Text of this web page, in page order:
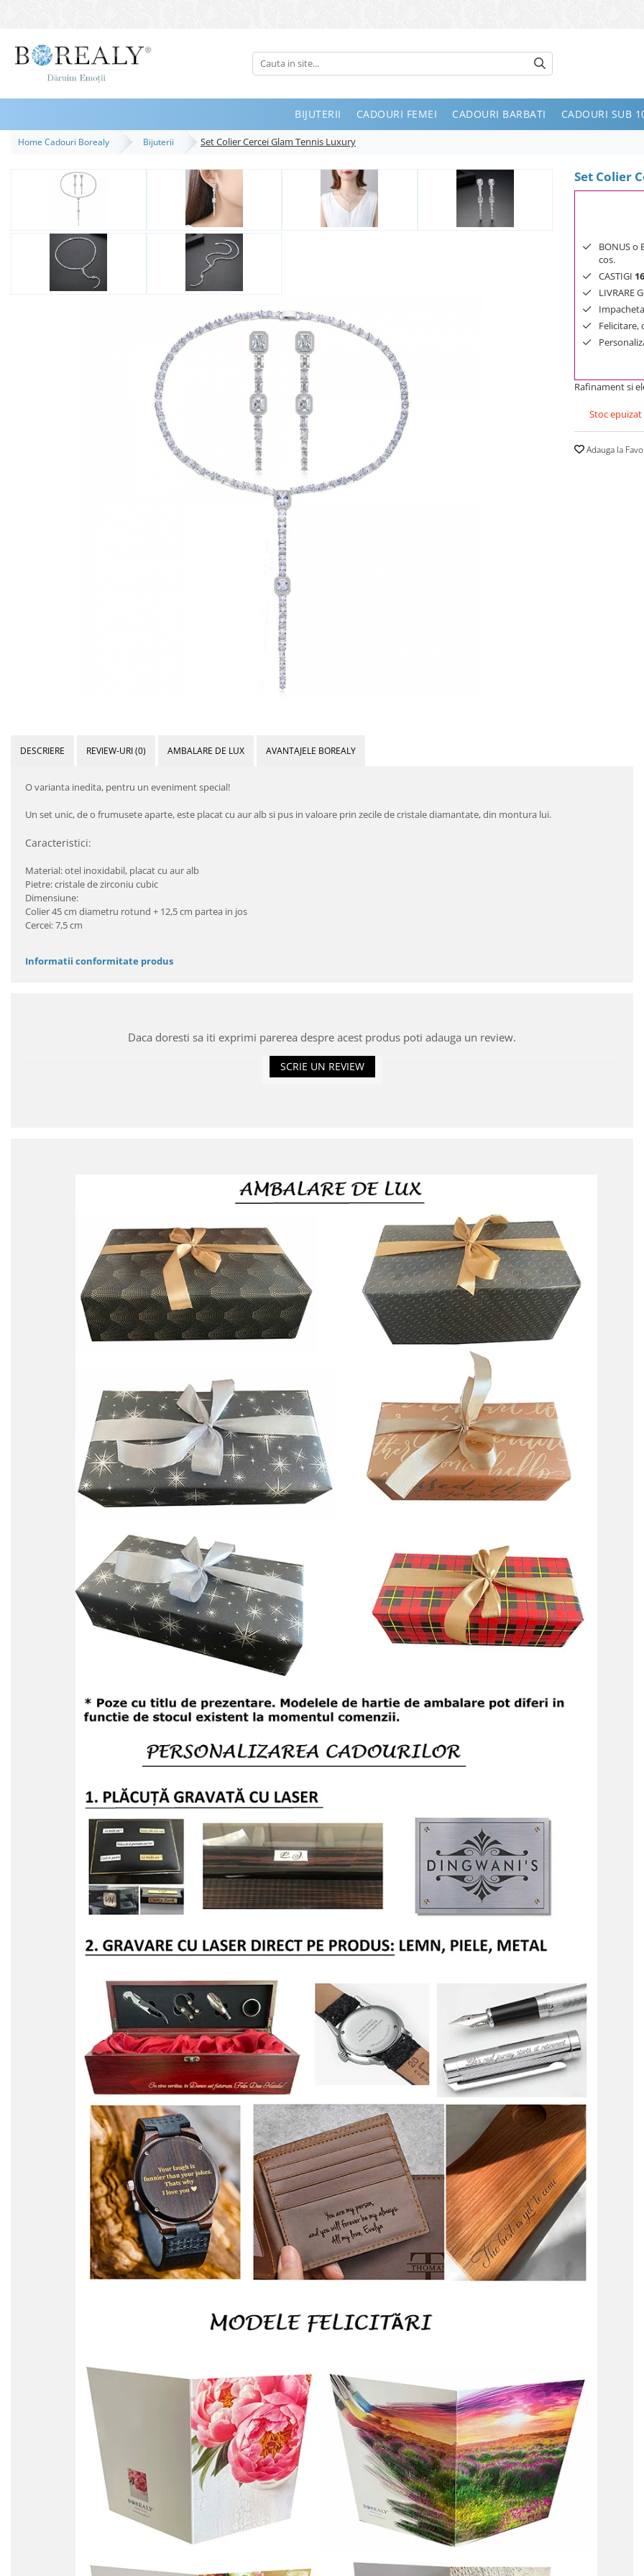
Bijuterii
Inele
Bratari
Destinatari
Bijuterii Femei
BIJUTERII CADOURI FEMEI CADOURI BARBATI CADOURI SUB
Home Cadouri Borealy Bijuterii Set Colier Cercei Glam Tennis Luxury
Set Colier
BONUS o
cos.
CASTIGI 16
LIVRARE
Felicitare,
Rafinament si
Stoc epuizat
Adauga la
DESCRIERE REVIEW-URI(0) AMBALARE DE LUX AVANTAJELE BOREALY
O varianta inedita, pentru un eveniment special!
Un set unic, de o frumusete aparte, este placat cu aur alb si pus in valoare prin zecile de cristale diamantate, din montura lui.
Caracteristici:
Material: otel inoxidabil, placat cu aur alb
Pietre: cristale de zirconiu cubic
Dimensiune:
Colier 45 cm diametru rotund + 12,5 cm partea in jos
Cercei: 7,5 cm
Informatii conformitate produs
Daca doresti sa iti exprimi parerea despre acest produs poti adauga un review.
SCRIE UN REVIEW